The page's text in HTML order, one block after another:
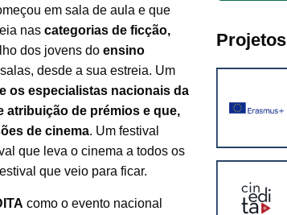
em sala de aula e que
nas categorias de ficção,
dos jovens do ensino
desde a sua estreia. Um
os especialistas nacionais da
atribuição de prémios e que,
de cinema. Um festival
que leva o cinema a todos os
que veio para ficar.
como o evento nacional
Projetos